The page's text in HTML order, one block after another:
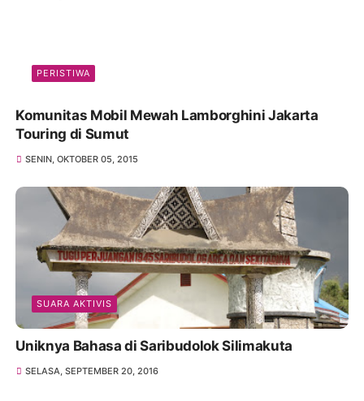
PERISTIWA
Komunitas Mobil Mewah Lamborghini Jakarta
Touring di Sumut
SENIN, OKTOBER 05, 2015
SUARA AKTIVIS
Uniknya Bahasa di Saribudolok Silimakuta
SELASA, SEPTEMBER 20, 2016